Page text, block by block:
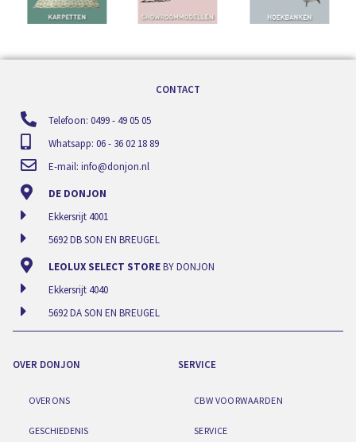
CONTACT
Telefoon: 0499 - 49 05 05
Whatsapp: 06 - 36 02 18 89
E-mail: info@donjon.nl
DE DONJON
Ekkersrijt 4001
5692 DB SON EN BREUGEL
LEOLUX SELECT STOREBY DONJON
Ekkersrijt 4040
5692 DA SON EN BREUGEL
OVER DONJON
OVER ONS
GESCHIEDENIS
SERVICE
CBW VOORWAARDEN
SERVICE